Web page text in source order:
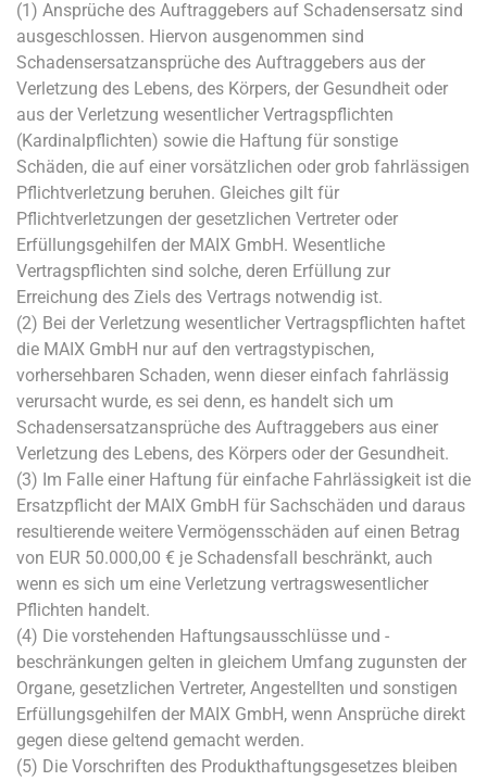
(1) Ansprüche des Auftraggebers auf Schadensersatz sind
ausgeschlossen. Hiervon ausgenommen sind
Schadensersatzansprüche des Auftraggebers aus der
Verletzung des Lebens, des Körpers, der Gesundheit oder
aus der Verletzung wesentlicher Vertragspflichten
(Kardinalpflichten) sowie die Haftung für sonstige
Schäden, die auf einer vorsätzlichen oder grob fahrlässigen
Pflichtverletzung beruhen. Gleiches gilt für
Pflichtverletzungen der gesetzlichen Vertreter oder
Erfüllungsgehilfen der MAIX GmbH. Wesentliche
Vertragspflichten sind solche, deren Erfüllung zur
Erreichung des Ziels des Vertrags notwendig ist.
(2) Bei der Verletzung wesentlicher Vertragspflichten haftet
die MAIX GmbH nur auf den vertragstypischen,
vorhersehbaren Schaden, wenn dieser einfach fahrlässig
verursacht wurde, es sei denn, es handelt sich um
Schadensersatzansprüche des Auftraggebers aus einer
Verletzung des Lebens, des Körpers oder der Gesundheit.
(3) Im Falle einer Haftung für einfache Fahrlässigkeit ist die
Ersatzpflicht der MAIX GmbH für Sachschäden und daraus
resultierende weitere Vermögensschäden auf einen Betrag
von EUR 50.000,00 € je Schadensfall beschränkt, auch
wenn es sich um eine Verletzung vertragswesentlicher
Pflichten handelt.
(4) Die vorstehenden Haftungsausschlüsse und -
beschränkungen gelten in gleichem Umfang zugunsten der
Organe, gesetzlichen Vertreter, Angestellten und sonstigen
Erfüllungsgehilfen der MAIX GmbH, wenn Ansprüche direkt
gegen diese geltend gemacht werden.
(5) Die Vorschriften des Produkthaftungsgesetzes bleiben